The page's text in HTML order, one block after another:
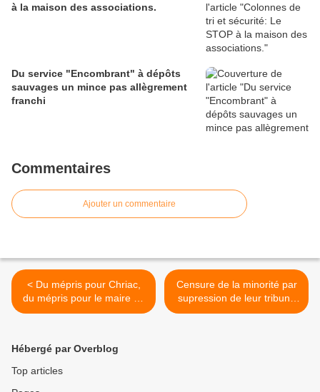
à la maison des associations.
Du service "Encombrant" à dépôts
sauvages un mince pas allègrement
franchi
Commentaires
Ajouter un commentaire
< Du mépris pour Chriac,
du mépris pour le maire de
Caderousse, du mépris
Censure de la minorité par
supression de leur tribune
libre >
Hébergé par Overblog
Top articles